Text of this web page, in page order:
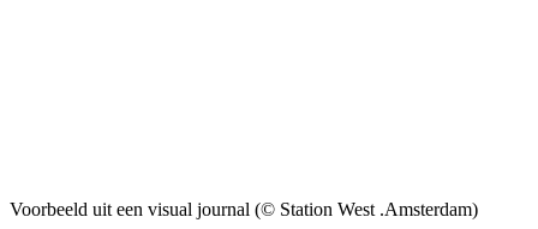
Voorbeeld uit een visual journal (© Station West .Amsterdam)